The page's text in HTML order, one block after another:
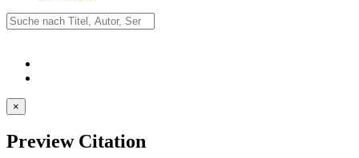
×
Preview Citation